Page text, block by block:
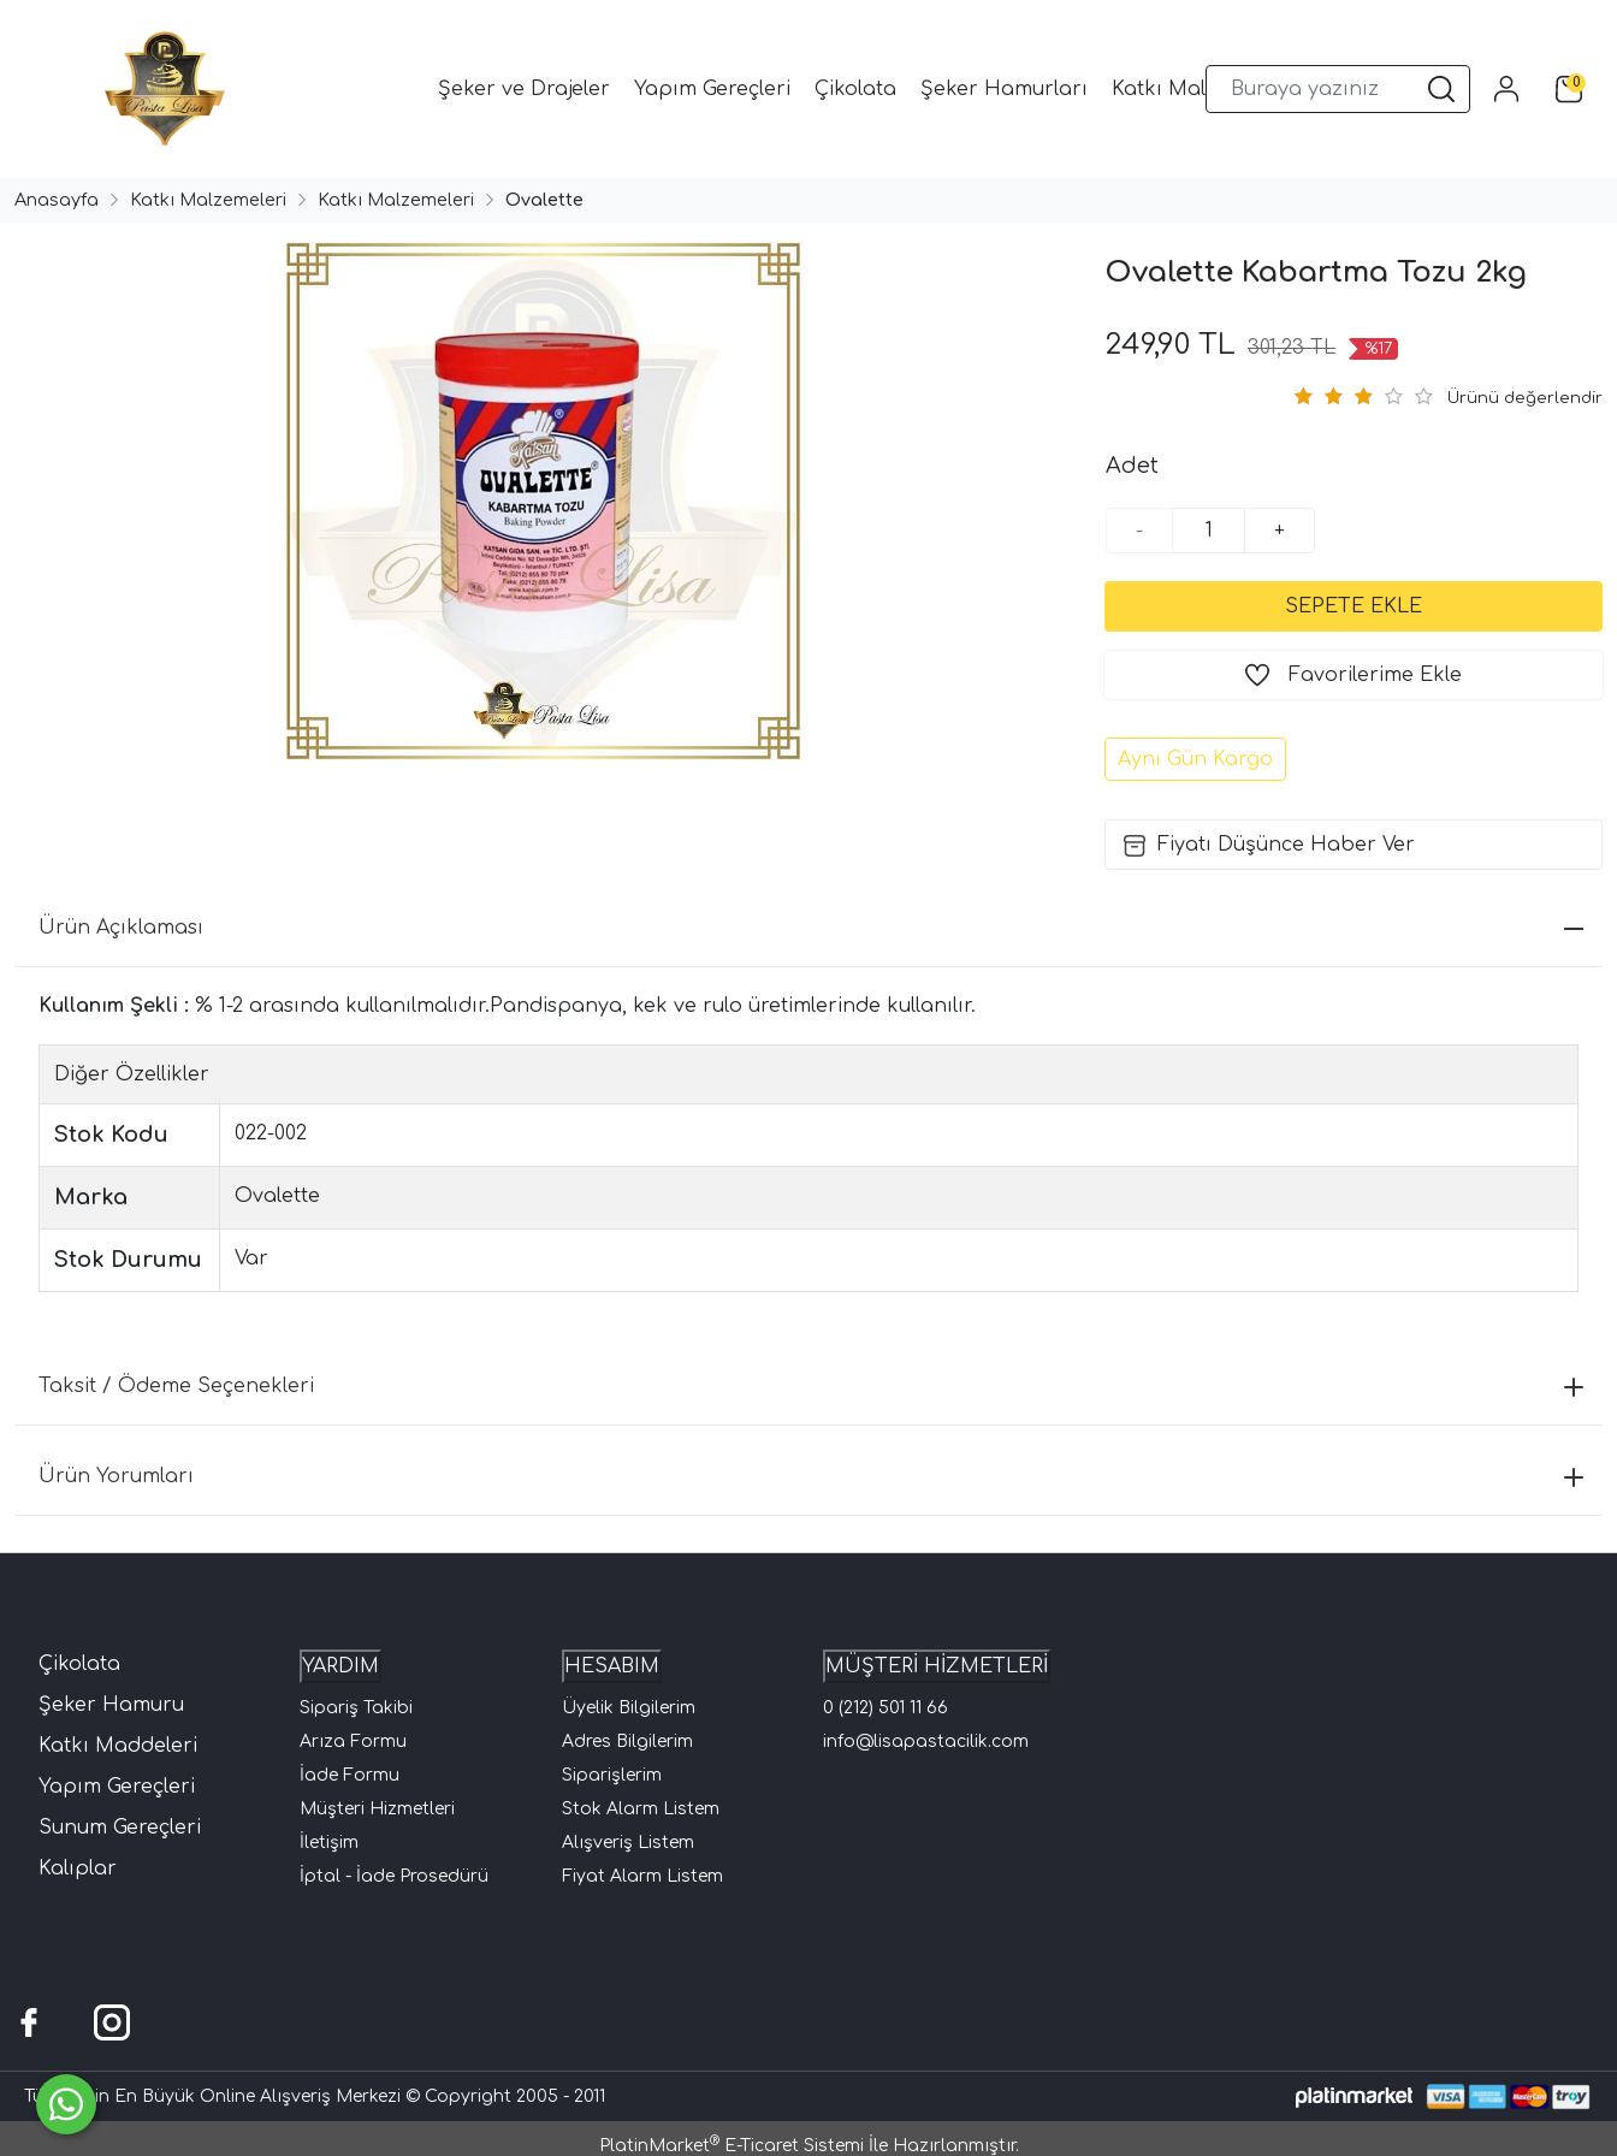
Şeker ve Drajeler Yapım Gereçleri Çikolata Şeker Hamurları Katkı Malzemeleri Sunum Gereçleri Kalıplar0
Anasayfa Katkı Malzemeleri Katkı Malzemeleri Ovalette
Ovalette Kabartma Tozu 2kg
249,90 TL 301,23 TL %17
Ürünü değerlendir
Adet
- +
Favorilerime Ekle
Aynı Gün Kargo
Fiyatı Düşünce Haber Ver
Ürün Açıklaması
Kullanım Şekli : % 1-2 arasında kullanılmalıdır.Pandispanya, kek ve rulo üretimlerinde kullanılır.
Diğer Özellikler
Stok Kodu 022-002
Marka Ovalette
Stok Durumu Var
Taksit / Ödeme Seçenekleri
Ürün Yorumları
Çikolata
Şeker Hamuru
Katkı Maddeleri
Yapım Gereçleri
Sunum Gereçleri
Kalıplar
YARDIM
Sipariş Takibi
Arıza Formu
İade Formu
Müşteri Hizmetleri
İletişim
İptal - İade Prosedürü
HESABIM
Üyelik Bilgilerim
Adres Bilgilerim
Siparişlerim
Stok Alarm Listem
Alışveriş Listem
Fiyat Alarm Listem
MÜŞTERİ HİZMETLERİ
0 (212) 501 11 66
info@lisapastacilik.com
Türkiye'nin En Büyük Online Alışveriş Merkezi © Copyright 2005 - 2011
PlatinMarket®E-Ticaret Sistemi İle Hazırlanmıştır.